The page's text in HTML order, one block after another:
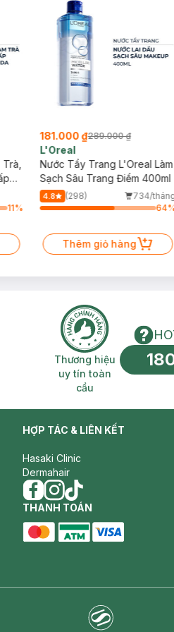
11%
181.000 ₫289.000 ₫
L'Oreal
Nước Tẩy Trang L'Oreal Làm
Sạch Sâu Trang Điểm 400ml
4.8 (298)
734/
64
Thêm giỏ hàng
miễn phí Thương hiệu uy
Thương hiệu
uy tín toàn
cầu
HỢP TÁC & LIÊN KẾT
Hasaki Clinic
Dermahair
facebook
instagram
tiktok
THANH TOÁN